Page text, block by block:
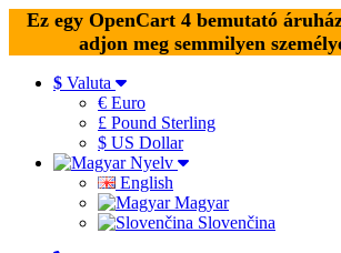
Ez egy OpenCart 4 bemutató
adjon meg semmilyen
$ Valuta
€ Euro
£ Pound Sterling
$ US Dollar
Nyelv
English
Magyar
Slovenčina